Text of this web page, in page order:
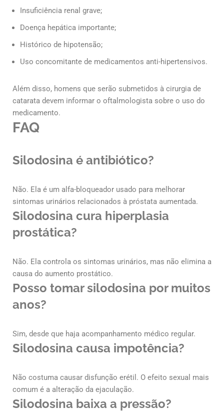
Insuficiência renal grave;
Doença hepática importante;
Histórico de hipotensão;
Uso concomitante de medicamentos anti-hipertensivos.
Além disso, homens que serão submetidos à cirurgia de
catarata devem informar o oftalmologista sobre o uso do
medicamento.
FAQ
Silodosina é antibiótico?
Não. Ela é um alfa-bloqueador usado para melhorar
sintomas urinários relacionados à próstata aumentada.
Silodosina cura hiperplasia
prostática?
Não. Ela controla os sintomas urinários, mas não elimina a
causa do aumento prostático.
Posso tomar silodosina por muitos
anos?
Sim, desde que haja acompanhamento médico regular.
Silodosina causa impotência?
Não costuma causar disfunção erétil. O efeito sexual mais
comum é a alteração da ejaculação.
Silodosina baixa a pressão?